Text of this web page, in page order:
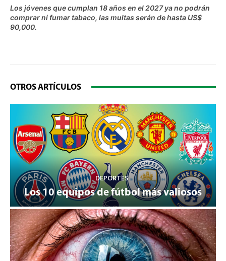
Los jóvenes que cumplan 18 años en el 2027 ya no podrán
comprar ni fumar tabaco, las multas serán de hasta US$
90,000.
OTROS ARTÍCULOS
DEPORTES
Los 10 equipos de fútbol más valiosos